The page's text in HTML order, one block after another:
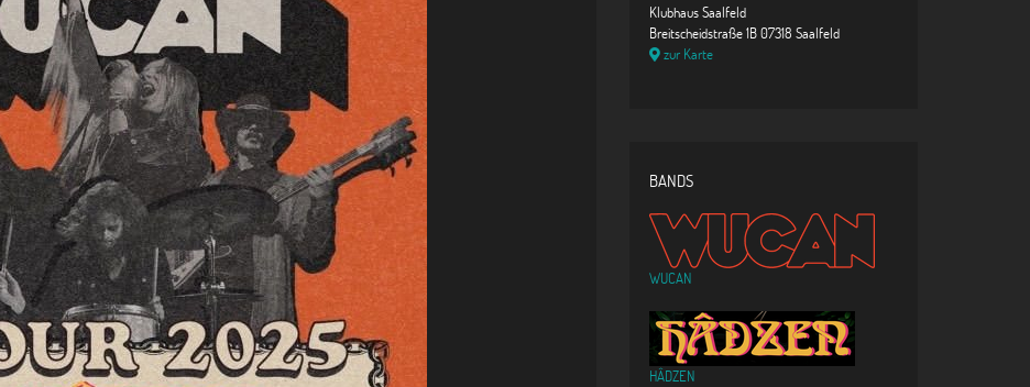
Klubhaus Saalfeld
Breitscheidstraße 1B 07318 Saalfeld
zur Karte
BANDS
WUCAN
HÂDZEN